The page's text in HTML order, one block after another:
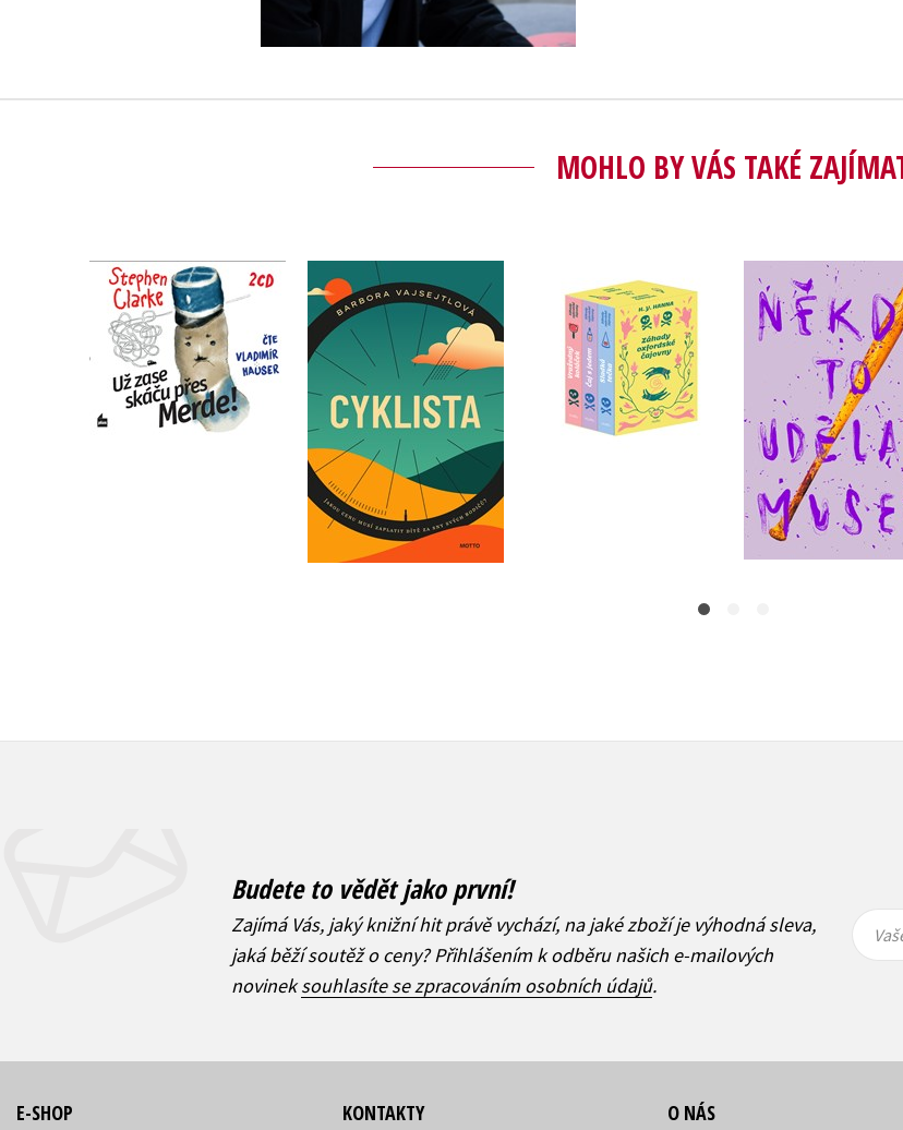
MOHLO BY VÁS TAKÉ
Už zase skáču přes
Merde! (audiokniha)
Stephen Clarke
Cyklista
Barbora Vajsejtlová
Do košíku
399 Kč
319 Kč
Záhady oxfordské
čajovny - BOX
H. Y. Hanna
Někdo to udělat
Velikovsky
Do košíku
499 Kč
399 Kč
Budete to vědět jako první!
Zajímá Vás, jaký knižní hit právě vychází, na jaké zboží je výhodná sleva,
jaká běží soutěž o ceny? Přihlášením k odběru našich e-mailových
novineksouhlasíte se zpracováním osobních údajů.
E-SHOP KONTAKTY O NÁS